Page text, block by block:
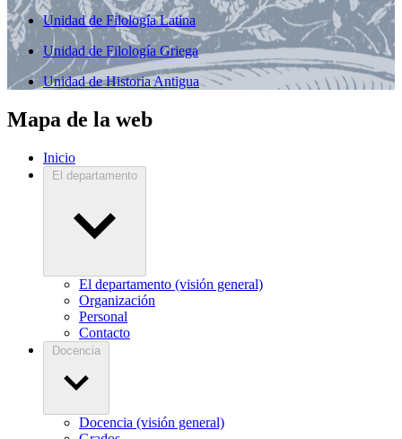
Unidad de Filología Latina
Unidad de Filología Griega
Unidad de Historia Antigua
Mapa de la web
Inicio
El departamento
El departamento (visión general)
Organización
Personal
Contacto
Docencia
Docencia (visión general)